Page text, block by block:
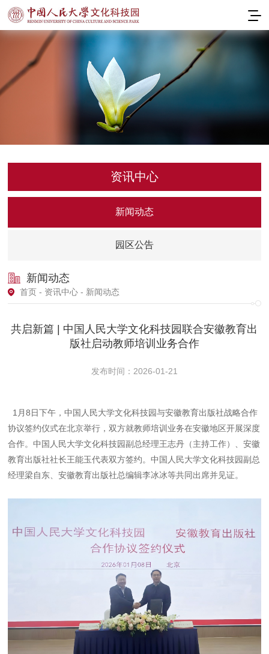
资讯中心
新闻动态
园区公告
新闻动态
首页 - 资讯中心 - 新闻动态
共启新篇 | 中国人民大学文化科技园联合安徽教育出
版社启动教师培训业务合作
发布时间：2026-01-21
1月8日下午，中国人民大学文化科技园与安徽教育出版社战略合作
协议签约仪式在北京举行，双方就教师培训业务在安徽地区开展深度
合作。中国人民大学文化科技园副总经理王志丹（主持工作）、安徽
教育出版社社长王能玉代表双方签约。中国人民大学文化科技园副总
经理梁自东、安徽教育出版社总编辑李冰冰等共同出席并见证。